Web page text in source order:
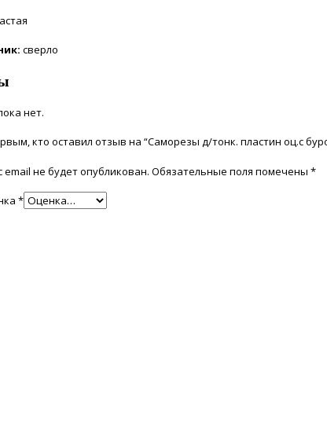
сверло
нет.
кто оставил отзыв на “Саморезы д/тонк. пластин оц.с
не будет опубликован. Обязательные поля помечены*
*